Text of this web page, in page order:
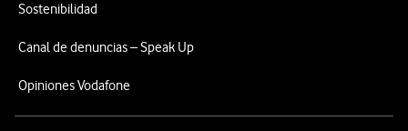
Sostenibilidad
Canal de denuncias – Speak Up
Opiniones Vodafone